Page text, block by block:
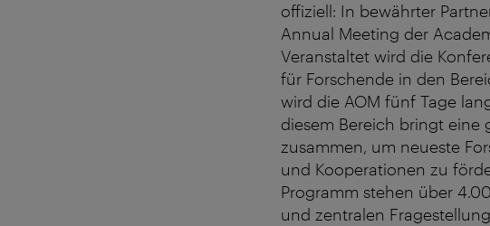
offiziell: In bewährter
Annual Meeting der
Veranstaltet wird die
für Forschende in den
wird die AOM fünf Tage
diesem Bereich bringt eine
zusammen, um neueste
und Kooperationen zu
Programm stehen über
und zentralen